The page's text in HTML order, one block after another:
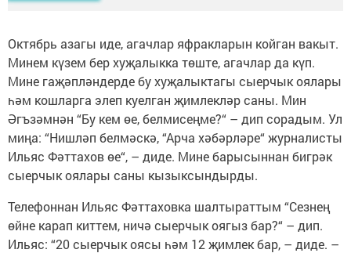
Октябрь азагы иде, агачлар яфракларын койган вакыт.
Минем күзем бер хуҗалыкка төште, агачлар да күп.
Мине гаҗәпләндерде бу хуҗалыктагы сыерчык оялары
һәм кошларга элеп куелган җимлекләр саны. Мин
Әгъзәмнән “Бу кем өе, белмисеңме?“ – дип сорадым. Ул
миңа: “Нишләп белмәскә, “Арча хәбәрләре“ журналисты
Ильяс Фәттахов өе“, – диде. Мине барысыннан бигрәк
сыерчык оялары саны кызыксындырды.
Телефоннан Ильяс Фәттаховка шалтыраттым “Сезнең
өйне карап киттем, ничә сыерчык оягыз бар?“ – дип.
Ильяс: “20 сыерчык оясы һәм 12 җимлек бар, – диде. –